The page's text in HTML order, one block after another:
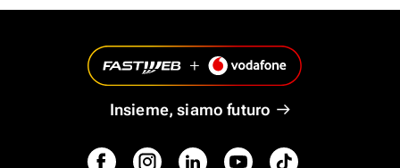
Insieme, siamo futuro